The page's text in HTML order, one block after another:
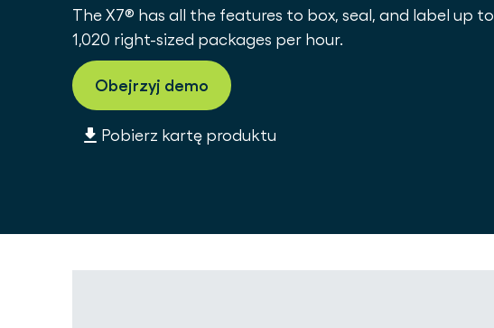
The X7® has all the features to box, seal, and label up to
1,020 right-sized packages per hour.
Obejrzyj demo
Pobierz kartę produktu